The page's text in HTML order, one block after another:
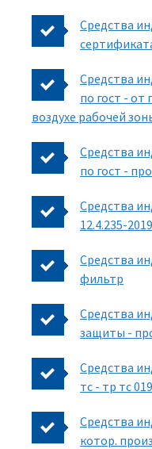
Средства
Средства
по гост - от
воздухе рабочей
Средства
по гост -
Средства
12.4.235-2019
Средства
фильтр
Средства
защиты -
Средства
тс - тр тс
Средства
котор.